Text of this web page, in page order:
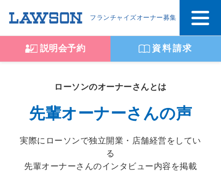
フランチャイズオーナー募集
説明会予約 資料請求
ローソンのオーナーさんとは
先輩オーナーさんの声
実際にローソンで独立開業・店舗経営をしてい
る
先輩オーナーさんのインタビュー内容を掲載